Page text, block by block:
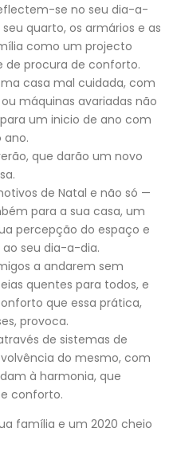
se no seu dia-a-
quarto, os armários e as
como um projecto
de procura de conforto.
casa mal cuidada, com
máquinas avariadas não
um inicio de ano com
ano.
que darão um novo
de Natal e não só —
para a sua casa, um
percepção do espaço e
seu dia-a-dia.
a andarem sem
quentes para todos, e
que essa prática,
provoca.
de sistemas de
do mesmo, com
à harmonia, que
conforto.
família e um 2020 cheio